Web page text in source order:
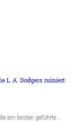
L. A. Dodgers ruiniert
am besten geführte …